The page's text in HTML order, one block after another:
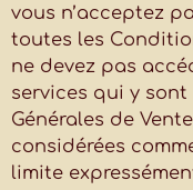
vous n’acceptez
toutes les
ne devez pas
services qui y
Générales de
considérées
limite